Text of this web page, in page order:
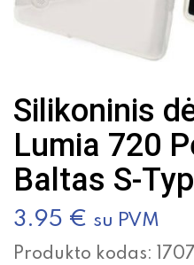
Silikoninis
Lumia 720
Baltas S-
3.95 € su PVM
Produkto kodas: 1707